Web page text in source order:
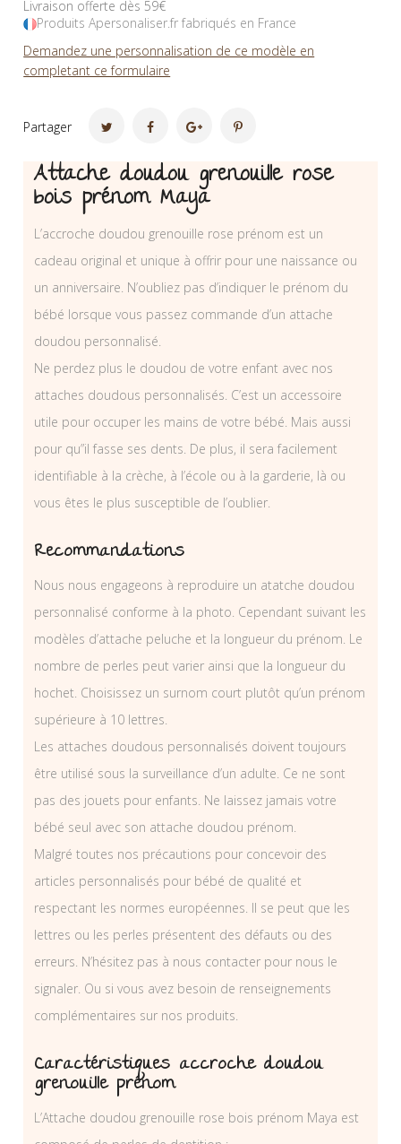
Livraison offerte dès 59€
Produits Apersonaliser.fr fabriqués en France
Demandez une personnalisation de ce modèle en
completant ce formulaire
Partager
Attache doudou grenouille rose
bois prénom Maya
L’accroche doudou grenouille rose prénom est un
cadeau original et unique à offrir pour une naissance ou
un anniversaire. N’oubliez pas d’indiquer le prénom du
bébé lorsque vous passez commande d’un attache
doudou personnalisé.
Ne perdez plus le doudou de votre enfant avec nos
attaches doudous personnalisés. C’est un accessoire
utile pour occuper les mains de votre bébé. Mais aussi
pour qu”il fasse ses dents. De plus, il sera facilement
identifiable à la crèche, à l’école ou à la garderie, là ou
vous êtes le plus susceptible de l’oublier.
Recommandations
Nous nous engageons à reproduire un atatche doudou
personnalisé conforme à la photo. Cependant suivant les
modèles d’attache peluche et la longueur du prénom. Le
nombre de perles peut varier ainsi que la longueur du
hochet. Choisissez un surnom court plutôt qu’un prénom
supérieure à 10 lettres.
Les attaches doudous personnalisés doivent toujours
être utilisé sous la surveillance d’un adulte. Ce ne sont
pas des jouets pour enfants. Ne laissez jamais votre
bébé seul avec son attache doudou prénom.
Malgré toutes nos précautions pour concevoir des
articles personnalisés pour bébé de qualité et
respectant les normes européennes. Il se peut que les
lettres ou les perles présentent des défauts ou des
erreurs. N’hésitez pas à nous contacter pour nous le
signaler. Ou si vous avez besoin de renseignements
complémentaires sur nos produits.
Caractéristiques accroche doudou
grenouille prénom
L’Attache doudou grenouille rose bois prénom Maya est